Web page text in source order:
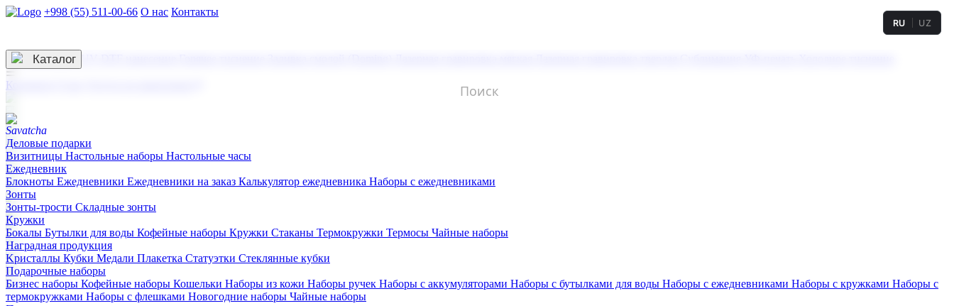
+998 (55) 511-00-66 О нас Контакты
3D гравировка
RU UZ
☰
Контакты
Каталог
Деловые подарки
Визитницы Настольные наборы Настольные часы
Ежедневник
Блокноты Ежедневники Ежедневники на заказ Калькулятор ежедневника Наборы с ежедневниками
Зонты
Зонты-трости Складные зонты
Кружки
Бокалы Бутылки для воды Кофейные наборы Кружки Стаканы Термокружки Термосы Чайные наборы
Наградная продукция
Kристаллы Кубки Медали Плакетка Статуэтки Стеклянные кубки
Подарочные наборы
Бизнес наборы Кофейные наборы Кошельки Наборы из кожи Наборы ручек Наборы с аккумуляторами Наборы с бутылками для воды Наборы с ежедневниками Наборы с кружками Наборы с
термокружками Наборы с флешками Новогодние наборы Чайные наборы